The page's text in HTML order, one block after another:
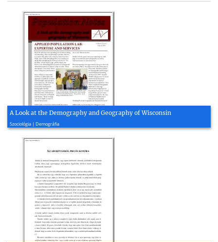
A Look at the Demography and Geography of Wisconsin
Szociológia | Demográfia
2009, 4 oldal